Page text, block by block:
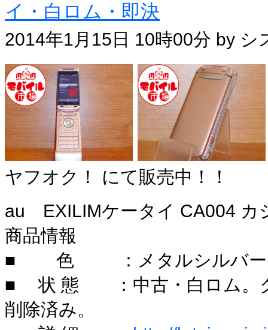
イ・白ロム・即決
2014年1月15日 10時00分 by
ヤフオク！ にて販売中！！
au EXILIMケータイ CA004 カ
商品情報
■ 色 ：メタルシルバー
■ 状 態 ：中古・白ロム。ク
削除済み。